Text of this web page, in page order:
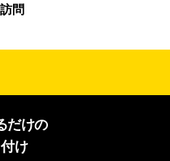
問
だけの
け